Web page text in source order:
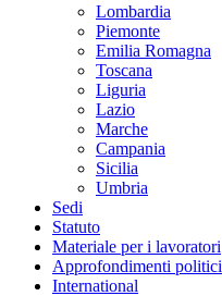
Lombardia
Piemonte
Emilia Romagna
Toscana
Liguria
Lazio
Marche
Campania
Sicilia
Umbria
Sedi
Statuto
Materiale per i lavoratori
Approfondimenti politici
International